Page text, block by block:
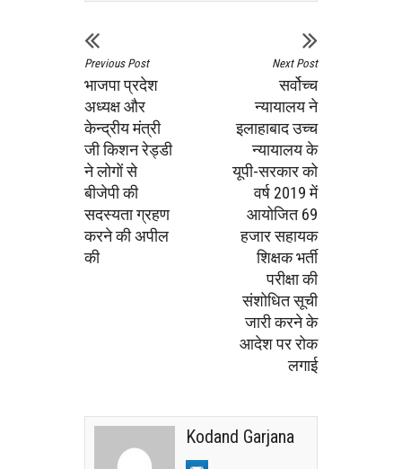
Previous Post
भाजपा प्रदेश
अध्‍यक्ष और
केन्‍द्रीय मंत्री
जी किशन रेड्डी
ने लोगों से
बीजेपी की
सदस्‍यता ग्रहण
करने की अपील
की
Next Post
सर्वोच्‍च
न्‍यायालय ने
इलाहाबाद उच्‍च
न्‍यायालय के
यूपी-सरकार को
वर्ष 2019 में
आयोजित 69
हजार सहायक
शिक्षक भर्ती
परीक्षा की
संशोधित सूची
जारी करने के
आदेश पर रोक
लगाई
Kodand Garjana